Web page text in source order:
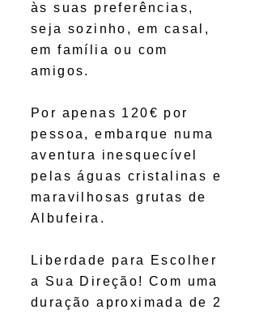
às suas preferências,
seja sozinho, em casal,
em família ou com
amigos.
Por apenas 120€ por
pessoa, embarque numa
aventura inesquecível
pelas águas cristalinas e
maravilhosas grutas de
Albufeira.
Liberdade para Escolher
a Sua Direção! Com uma
duração aproximada de 2